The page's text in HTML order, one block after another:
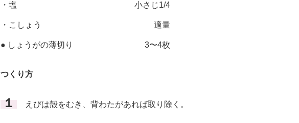
・塩 小さじ1/4
・こしょう 適量
● しょうがの薄切り 3〜4枚
つくり方
１ えびは殻をむき、背わたがあれば取り除く。